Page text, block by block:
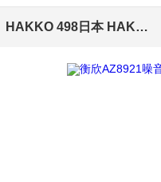
HAKKO 498日本 HAKKO 498 静电手带测试器